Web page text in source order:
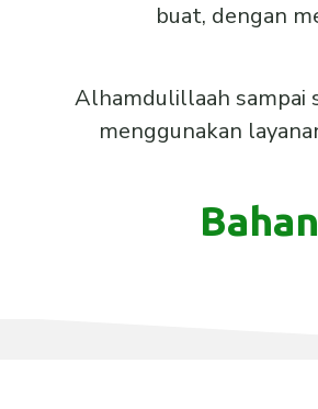
buat, dengan
Alhamdulillaah sampai
menggunakan